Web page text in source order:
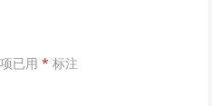
已用* 标注